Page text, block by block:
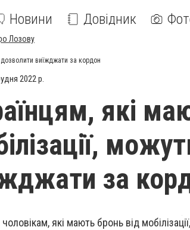
Новини Довідник
Лозову
дозволити виїжджати за кордон
2022 р.
які
за
чоловікам, які мають бронь від